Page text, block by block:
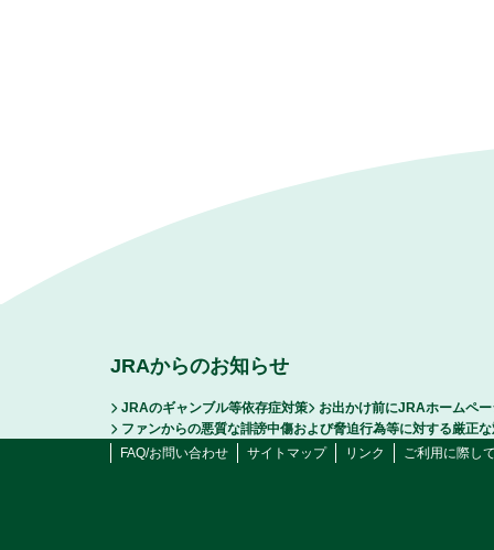
JRAからのお知らせ
JRAのギャンブル等依存症対策
お出かけ前にJRAホームペ
ファンからの悪質な誹謗中傷および脅迫行為等に対する厳正
FAQ/お問い合わせ
サイトマップ リンク ご利用に際し